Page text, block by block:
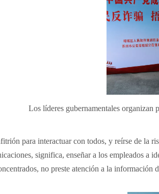
Los líderes gubernamentales organizan
para interactuar con todos, y reírse de la
significa, enseñar a los empleados a
no preste atención a la